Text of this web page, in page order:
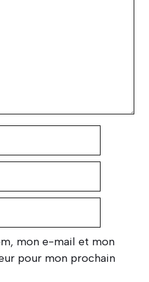
mon e-mail et mon
pour mon prochain